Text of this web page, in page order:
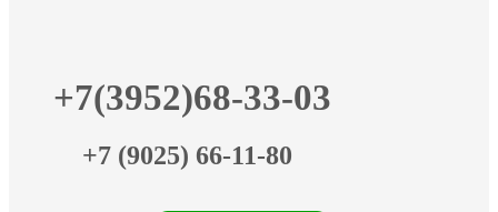
+7(3952)68-33-03
+7 (9025) 66-11-80